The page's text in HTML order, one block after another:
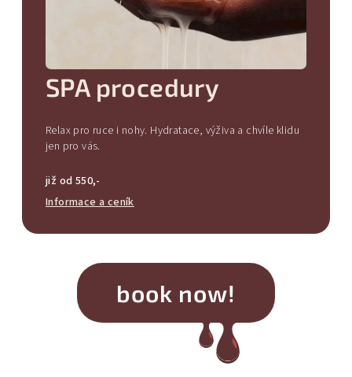
SPA procedury
Relax pro ruce i nohy. Hydratace, výživa a chvíle klidu
jen pro vás.
již od 550,-
Informace a ceník
book now!